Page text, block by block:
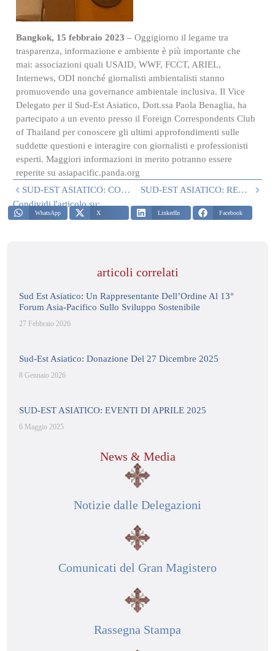
Bangkok, 15 febbraio 2023 – Oggigiorno il legame tra
trasparenza, informazione e ambiente è più importante che
mai: associazioni quali USAID, WWF, FCCT, ARIEL,
Internews, ODI nonché giornalisti ambientalisti stanno
promuovendo una governance ambientale inclusiva. Il Vice
Delegato per il Sud-Est Asiatico, Dott.ssa Paola Benaglia, ha
partecipato a un evento presso il Foreign Correspondents Club
of Thailand per conoscere gli ultimi approfondimenti sulle
suddette questioni e interagire con giornalisti e professionisti
esperti. Maggiori informazioni in merito potranno essere
reperite su asiapacific.panda.org
SUD-EST ASIATICO: CONFERIMENTO DELLA DECORAZIONE DEL REAL ORDINE DI FRANCESCO I AL SIG. NAPASRI
SUD-EST ASIATICO: RECENTI ATTIVITA’ DI DELEGAZIONE
Condividi l'articolo su:
WhatsApp X LinkedIn Facebook
articoli correlati
Sud Est Asiatico: Un Rappresentante Dell’Ordine Al 13°
Forum Asia-Pacifico Sullo Sviluppo Sostenibile
27 Febbraio 2026
Sud-Est Asiatico: Donazione Del 27 Dicembre 2025
8 Gennaio 2026
SUD-EST ASIATICO: EVENTI DI APRILE 2025
6 Maggio 2025
News & Media
Notizie dalle Delegazioni
Comunicati del Gran Magistero
Rassegna Stampa